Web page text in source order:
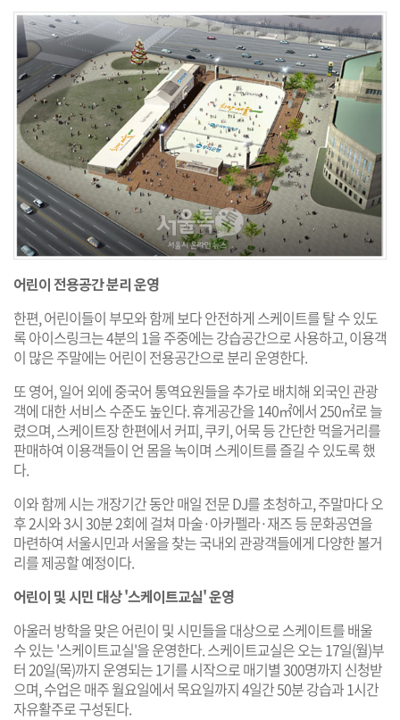
어린이 전용공간 분리 운영
한편, 어린이들이 부모와 함께 보다 안전하게 스케이트를 탈 수 있도
록 아이스링크는 4분의 1을 주중에는 강습공간으로 사용하고, 이용객
이 많은 주말에는 어린이 전용공간으로 분리 운영한다.
또 영어, 일어 외에 중국어 통역요원들을 추가로 배치해 외국인 관광
객에 대한 서비스 수준도 높인다. 휴게공간을 140㎡에서 250㎡로 늘
렸으며, 스케이트장 한편에서 커피, 쿠키, 어묵 등 간단한 먹을거리를
판매하여 이용객들이 언 몸을 녹이며 스케이트를 즐길 수 있도록 했
다.
이와 함께 시는 개장기간 동안 매일 전문 DJ를 초청하고, 주말마다 오
후 2시와 3시 30분 2회에 걸쳐 마술·아카펠라·재즈 등 문화공연을
마련하여 서울시민과 서울을 찾는 국내외 관광객들에게 다양한 볼거
리를 제공할 예정이다.
어린이 및 시민 대상 '스케이트교실' 운영
아울러 방학을 맞은 어린이 및 시민들을 대상으로 스케이트를 배울
수 있는 '스케이트교실'을 운영한다. 스케이트교실은 오는 17일(월)부
터 20일(목)까지 운영되는 1기를 시작으로 매기별 300명까지 신청받
으며, 수업은 매주 월요일에서 목요일까지 4일간 50분 강습과 1시간
자유활주로 구성된다.